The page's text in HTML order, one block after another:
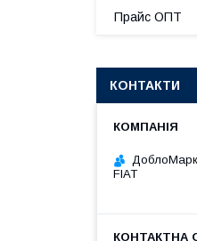
Прайс ОПТ
КОНТАКТИ
FIAT